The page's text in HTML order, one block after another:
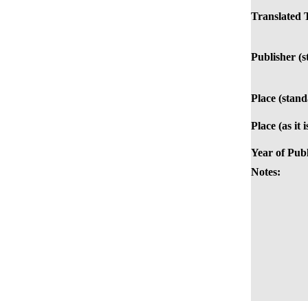
Translated
Publisher
Place
Place (as it
Year of
Notes: